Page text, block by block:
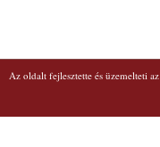
Az oldalt fejlesztette és üzemelteti az